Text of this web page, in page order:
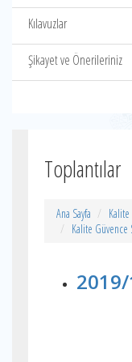
Kılavuzlar
Şikayet ve Önerileriniz
Toplantılar
Ana Sayfa
Kalite
Kalite Güvence
2019/